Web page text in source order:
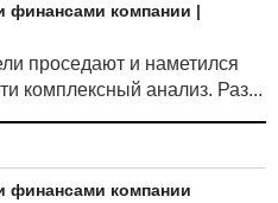
финансами компании |
проседают и наметился
комплексный анализ. Раз...
финансами компании